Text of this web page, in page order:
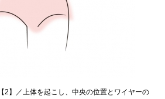
2】／上体を起こし、中央の位置とワイヤーの